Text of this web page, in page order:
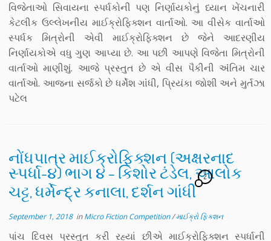
વિજેતાઓ સિવાયના સ્પર્ધકોની પણ નિર્ણાયકોનું ધ્યાન ખેંચનારી
કેટલીક ઉલ્લેખનીય માઈક્રોફિક્શન વાર્તાઓ. આ વીસેક વાર્તાઓ
સ્પર્ધક મિત્રોની એવી માઈક્રોફિક્શન છે જેને આદરણીય
નિર્ણાયકોએ વધુ ગુણ આપ્યા છે. આ પછી આપણે વિજેતા મિત્રોની
વાર્તાઓ માણીશું. આજે પ્રસ્તુત છે એ વીસ પૈકીની અંંતિમ ચાર
વાર્તાઓ. આજના સર્જકો છે ધર્મેશ ગાંંધી, પ્રિયંકા જોશી અને મુર્તઝા
પટેલ
નોંધપાત્ર માઈક્રોફિક્શન (અક્ષરનાદ
સ્પર્ધા-૪) ભાગ ૪ – કિશોર ટંડેલ, આલોક
ચટ્ટ, ધર્મેન્દ્ર કનાલા, દર્શન ગાંધી
2
September 1, 2018inMicro Fiction Competition/માઈક્રો ફિક્શન
પાંચ દિવસ પ્રસ્તુત કરી રહ્યાં છીએ માઈક્રોફિક્શન સ્પર્ધાની